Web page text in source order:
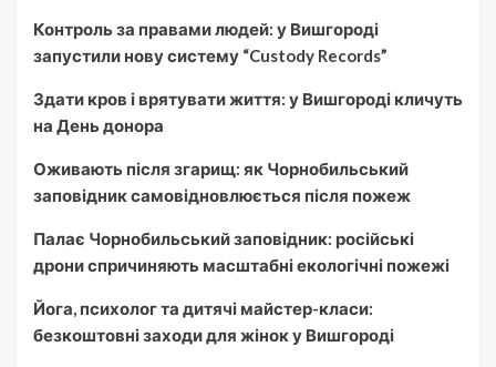
Контроль за правами людей: у Вишгороді
запустили нову систему “Custody Records”
Здати кров і врятувати життя: у Вишгороді кличуть
на День донора
Оживають після згарищ: як Чорнобильський
заповідник самовідновлюється після пожеж
Палає Чорнобильський заповідник: російські
дрони спричиняють масштабні екологічні пожежі
Йога, психолог та дитячі майстер-класи:
безкоштовні заходи для жінок у Вишгороді